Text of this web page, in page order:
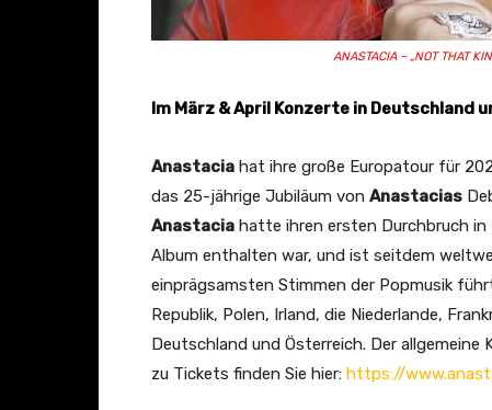
ANASTACIA – „NOT THAT
Im März & April Konzerte in Deutschland
Anastacia hat ihre große Europatour für
das 25-jährige Jubiläum von Anastacias
Anastacia hatte ihren ersten Durchbruch
Album enthalten war, und ist seitdem
einprägsamsten Stimmen der Popmusik
Republik, Polen, Irland, die Niederlande,
Deutschland und Österreich. Der
zu Tickets finden Sie hier: https://